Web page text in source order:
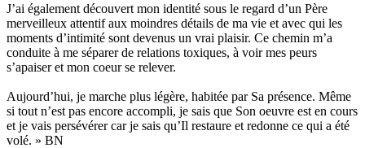
J’ai également découvert mon identité sous le regard d’un Père
merveilleux attentif aux moindres détails de ma vie et avec qui les
moments d’intimité sont devenus un vrai plaisir. Ce chemin m’a
conduite à me séparer de relations toxiques, à voir mes peurs
s’apaiser et mon coeur se relever.
Aujourd’hui, je marche plus légère, habitée par Sa présence. Même
si tout n’est pas encore accompli, je sais que Son oeuvre est en cours
et je vais persévérer car je sais qu’Il restaure et redonne ce qui a été
volé. » BN